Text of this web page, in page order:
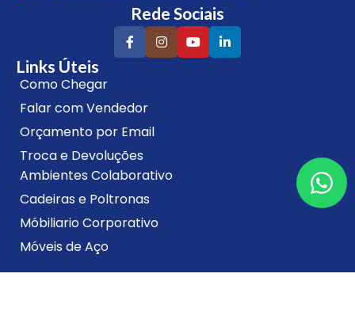
Rede Sociais
Links Úteis
Como Chegar
Falar com Vendedor
Orçamento por Email
Troca e Devoluções
Ambientes Colaborativo
Cadeiras e Poltronas
Móbiliario Corporativo
Móveis de Aço